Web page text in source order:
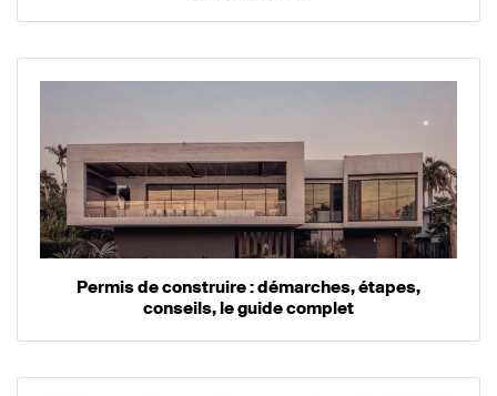
Permis de construire : démarches, étapes,
conseils, le guide complet